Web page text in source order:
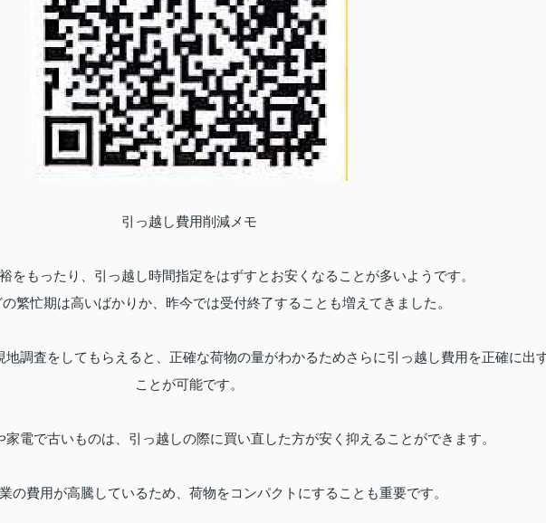
引っ越し費用削減メモ
をもったり、引っ越し時間指定をはずすとお安くなることが多いようです。
繁忙期は高いばかりか、昨今では受付終了することも増えてきました。
調査をしてもらえると、正確な荷物の量がわかるためさらに引っ越し費用を正確に出
ことが可能です。
家電で古いものは、引っ越しの際に買い直した方が安く抑えることができます。
の費用が高騰しているため、荷物をコンパクトにすることも重要です。